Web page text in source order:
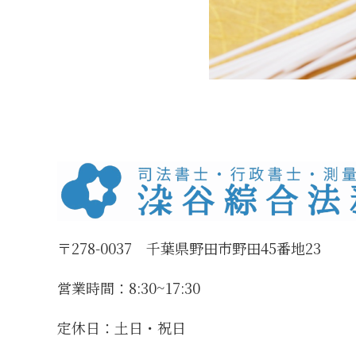
〒278-0037 千葉県野田市野田45番地23
営業時間：8:30~17:30
定休日：土日・祝日